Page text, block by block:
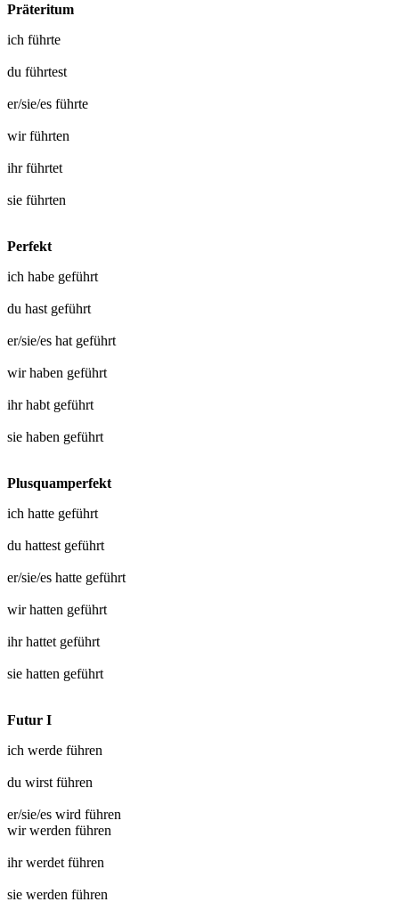
Präteritum
ich führte
du führtest
er/sie/es führte
wirführten
ihrführtet
sie führten
Perfekt
ich habe geführt
du hast geführt
er/sie/es hat geführt
wir haben geführt
ihr habt geführt
sie haben geführt
Plusquamperfekt
ich hatte geführt
du hattest geführt
er/sie/es hatte geführt
wir hatten geführt
ihr hattet geführt
sie hatten geführt
Futur I
ich werde führen
du wirst führen
er/sie/es wird führen
wir werden führen
ihr werdet führen
sie werden führen